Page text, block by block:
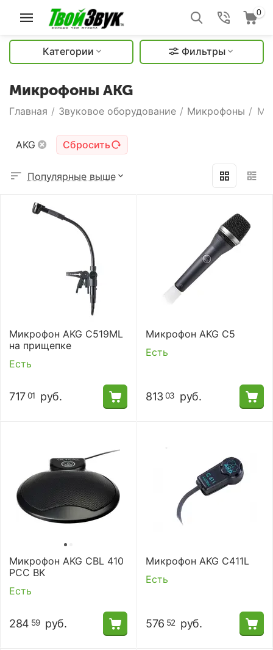
0
Категории Фильтры
Микрофоны AKG
Главная / Звуковое оборудование / Микрофоны /
AKG Сбросить
Популярные выше
Микрофон AKG C519ML
на прищепке
Есть
717 01 руб.
Микрофон AKG C5
Есть
813 03 руб.
Микрофон AKG CBL 410
PCC BK
Есть
284 59 руб.
Микрофон AKG C411L
Есть
576 52 руб.